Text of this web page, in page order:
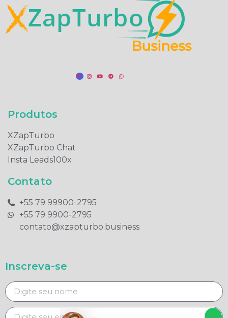
Produtos​
XZapTurbo
XZapTurbo Chat
Insta Leads100x
Contato
+55 79 99900-2795​
+55 79 9900-2795​
contato@xzapturbo.business
Inscreva-se